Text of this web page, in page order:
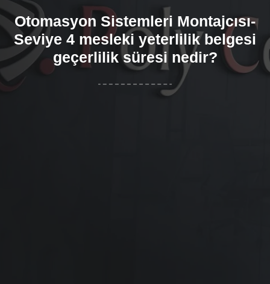
Otomasyon Sistemleri Montajcısı-
Seviye 4 mesleki yeterlilik belgesi
geçerlilik süresi nedir?